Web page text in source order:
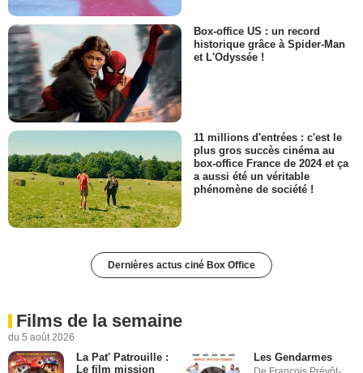
Box-office US : un record
historique grâce à Spider-Man
et L'Odyssée !
11 millions d'entrées : c'est le
plus gros succès cinéma au
box-office France de 2024 et ça
a aussi été un véritable
phénomène de société !
Dernières actus ciné Box Office
Films de la semaine
du 5 août 2026
La Pat' Patrouille :
Le film mission
Les Gendarmes